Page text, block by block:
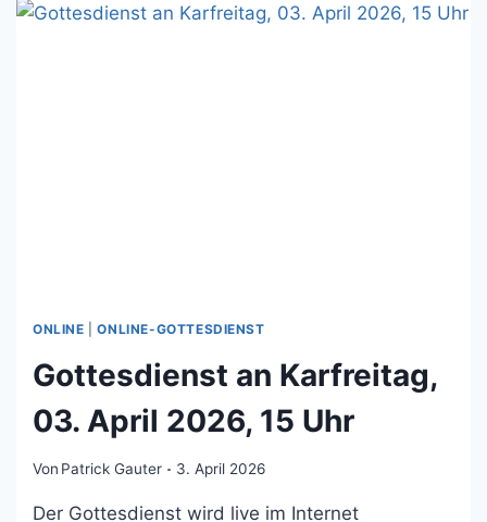
ONLINE |ONLINE-GOTTESDIENST
Gottesdienst an Karfreitag,
03. April 2026, 15 Uhr
Von Patrick Gauter 3. April 2026
Der Gottesdienst wird live im Internet